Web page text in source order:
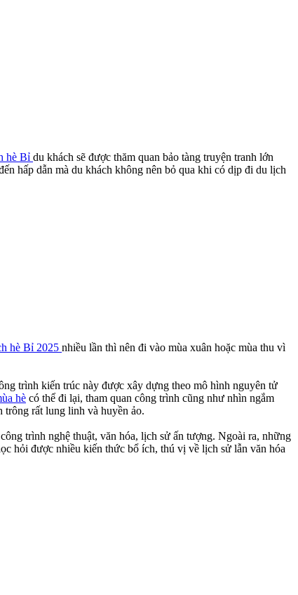
hè Bỉ du khách sẽ được thăm quan bảo tàng truyện tranh lớn
hấp dẫn mà du khách không nên bỏ qua khi có dịp đi du lịch
hè Bỉ 2025 nhiều lần thì nên đi vào mùa xuân hoặc mùa thu vì
trình kiến trúc này được xây dựng theo mô hình nguyên tử
hè có thể đi lại, tham quan công trình cũng như nhìn ngắm
trông rất lung linh và huyền ảo.
trình nghệ thuật, văn hóa, lịch sử ấn tượng. Ngoài ra, những
hỏi được nhiều kiến thức bổ ích, thú vị về lịch sử lẫn văn hóa